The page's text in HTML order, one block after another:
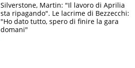
Silverstone, Martin: "Il lavoro di Aprilia
sta ripagando". Le lacrime di Bezzecchi:
"Ho dato tutto, spero di finire la gara
domani"